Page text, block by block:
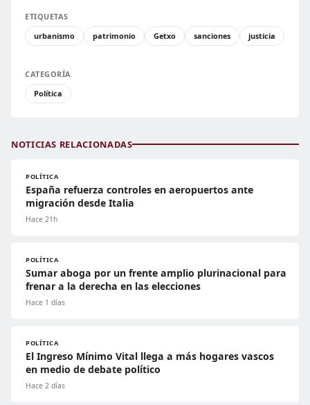
ETIQUETAS
urbanismo
patrimonio Getxo sanciones justicia
CATEGORÍA
Política
NOTICIAS RELACIONADAS
POLÍTICA
España refuerza controles en aeropuertos ante
migración desde Italia
Hace 21h
POLÍTICA
Sumar aboga por un frente amplio plurinacional para
frenar a la derecha en las elecciones
Hace 1 días
POLÍTICA
El Ingreso Mínimo Vital llega a más hogares vascos
en medio de debate político
Hace 2 días